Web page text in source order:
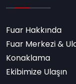
Fuar Hakkında
Fuar Merkezi &
Konaklama
Ekibimize Ulaşın